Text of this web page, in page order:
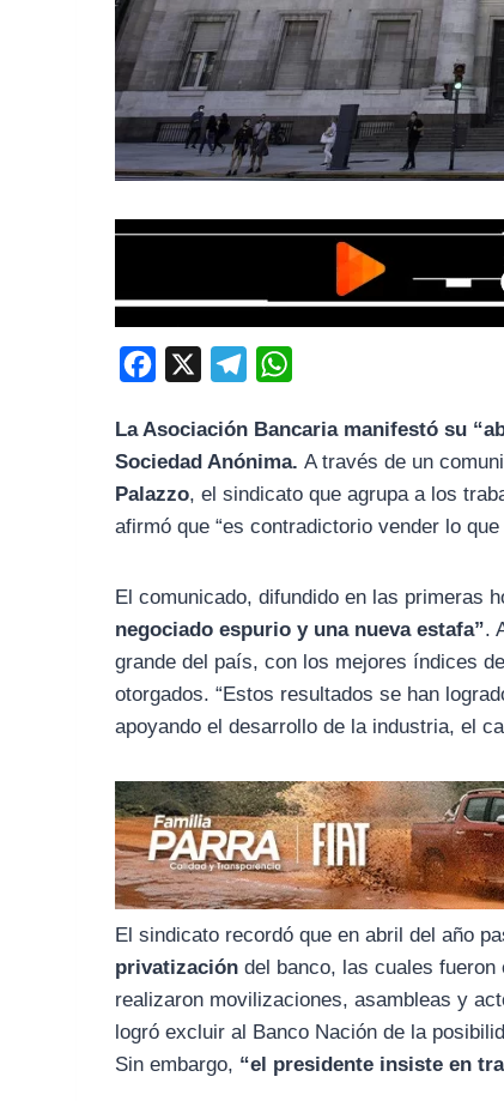
c
e
b
l
e
g
a
t
s
La Asociación Bancaria manifestó su
Sociedad Anónima. A través de un
Palazzo, el sindicato que agrupa a los
afirmó que “es contradictorio vender lo que
El comunicado, difundido en las primeras
negociado espurio y una nueva estafa”.
grande del país, con los mejores índices
otorgados. “Estos resultados se han
apoyando el desarrollo de la industria, el
El sindicato recordó que en abril del año
privatización del banco, las cuales
realizaron movilizaciones, asambleas y
logró excluir al Banco Nación de la
Sin embargo, “el presidente insiste en